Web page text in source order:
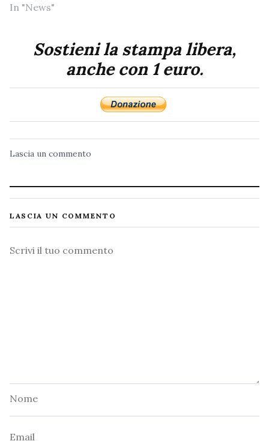
In "News"
Sostieni la stampa libera,
anche con 1 euro.
Lascia un commento
LASCIA UN COMMENTO
Commento